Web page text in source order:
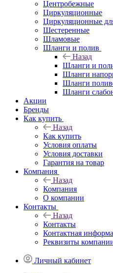
Центробежные
Циркуляционные
Циркуляционные
Шестеренные
Шламовые
Шланги и полив
Назад
Шланги и
Шланги
Шланги
Шланги
Акции
Бренды
Как купить
Назад
Как купить
Условия оплаты
Условия доставки
Гарантия на товар
Компания
Назад
Компания
О компании
Контакты
Назад
Контакты
Контактная
Реквизиты
Личный кабинет